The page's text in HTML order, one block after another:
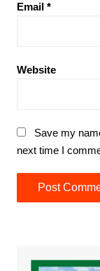
Email *
Website
Save my
next time I